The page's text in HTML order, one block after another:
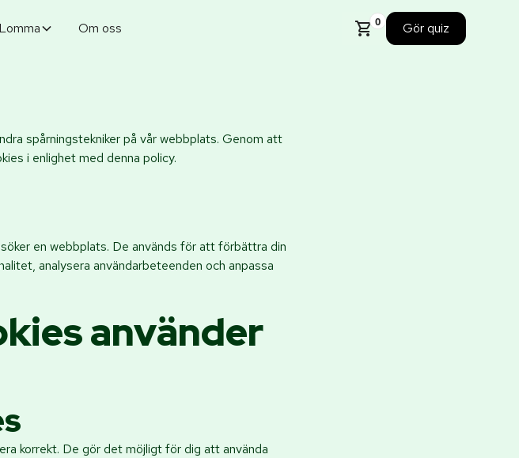
Om oss 0 Gör quiz
spårningstekniker på vår webbplats. Genom att
i enlighet med denna policy.
en webbplats. De används för att förbättra din
analysera användarbeteenden och anpassa
använder
korrekt. De gör det möjligt för dig att använda